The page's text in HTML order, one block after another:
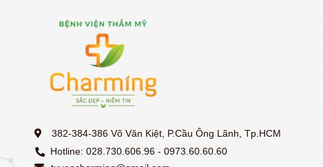
382-384-386 Võ Văn Kiệt, P.Cầu Ông Lãnh, Tp.HCM
Hotline: 028.730.606.96 - 0973.60.60.60